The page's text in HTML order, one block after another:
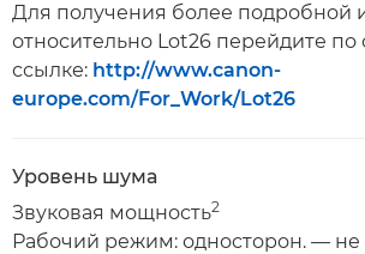
Для получения более подробной
относительно Lot26 перейдите
ссылке: http://www.canon-
europe.com/For_Work/Lot26
Уровень шума
Звуковая мощность2
Рабочий режим: односторон. — не